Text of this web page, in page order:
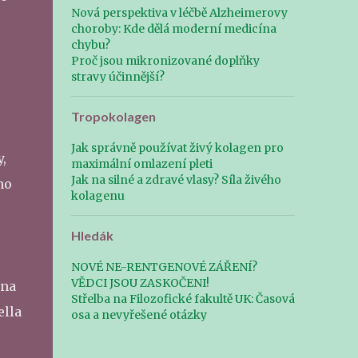
určuje míru využitelnosti ...
látek, které chlorella obsahuje. To byl také
největší oříšek, který museli vědci a technici
zabývající se řasou vyřešit, aby byla vůbec
vhodná ke konzumaci člověkem. Řasa má
totiž mimořádně pevný a odolný buněčný
trávicího traktu není schopen sám rozrušit
tak, aby se její bohatý obsah mohl dostat do
lidského organizmu. Chlorella, kterou
člověk není schopen strávit, tedy ta, která
trávicím traktem bez narušení jenom projde,
vůči stěnám trávicího ústrojí. Proto je nutné,
aby chlorella prošla DEZINTEGRACÍ .
Samotná, nezpracovaná chlorella je
nestravitelná. Chlorella s...
Nová perspektiva v léčbě Alzheimerovy
choroby: Kde dělá moderní medicína
chybu?
Proč jsou mikronizované doplňky
stravy účinnější?
Tropokolagen
Jak správně používat živý kolagen pro
maximální omlazení pleti
Jak na silné a zdravé vlasy? Síla živého
kolagenu
Hledák
NOVÉ NE-RENTGENOVÉ ZÁŘENÍ?
VĚDCI JSOU ZASKOČENI!
Střelba na Filozofické fakultě UK: Časová
osa a nevyřešené otázky